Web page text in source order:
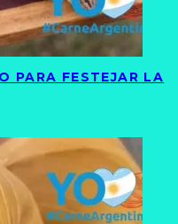
PARA FESTEJAR LA